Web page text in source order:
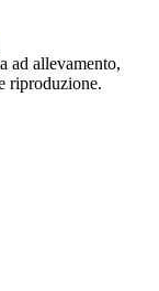
ad allevamento,
riproduzione.